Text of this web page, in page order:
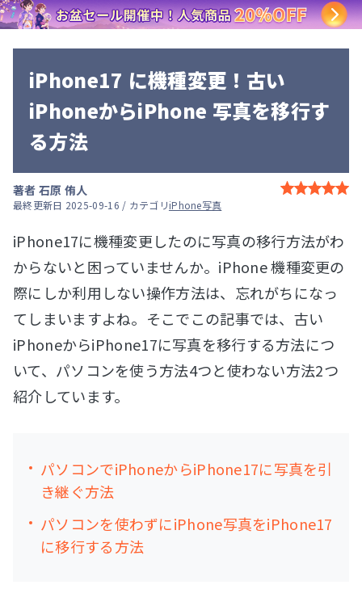
iPhone17 に機種変更！古い
iPhoneからiPhone 写真を移行す
る方法
著者 石原 侑人
最終更新日 2025-09-16 / カテゴリiPhone写真
iPhone17に機種変更したのに写真の移行方法がわ
からないと困っていませんか。iPhone 機種変更の
際にしか利用しない操作方法は、忘れがちになっ
てしまいますよね。そこでこの記事では、古い
iPhoneからiPhone17に写真を移行する方法につ
いて、パソコンを使う方法4つと使わない方法2つ
紹介しています。
パソコンでiPhoneからiPhone17に写真を引
き継ぐ方法
パソコンを使わずにiPhone写真をiPhone17
に移行する方法